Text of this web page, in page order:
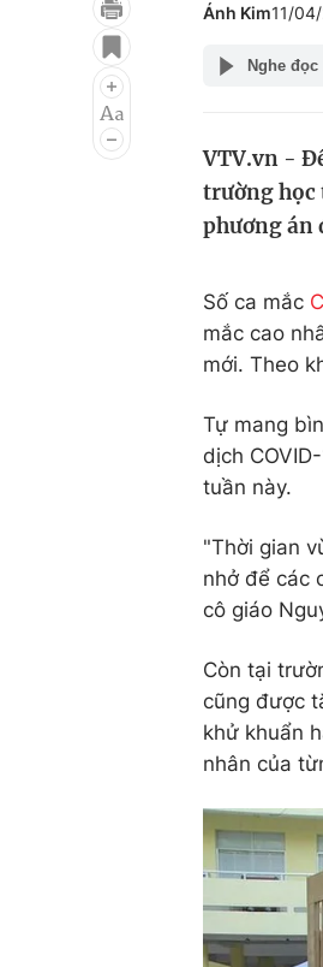
Điện ảnh
Âm nhạc
Ánh Kim11/
Nghe đọc
VTV.vn -
trường học
phương án
Số ca mắc
mắc cao
mới. Theo
Tự mang
dịch
tuần này.
"Thời gian
nhở để các
cô giáo
Còn tại
cũng được
khử khuẩn
nhân của